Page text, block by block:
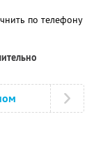
по телефону